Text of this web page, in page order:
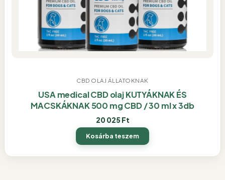
CBD OLAJ ÁLLATOKNAK
USA medical CBD olaj KUTYÁKNAK ÉS
MACSKÁKNAK 500 mg CBD / 30 ml x 3db
20 025 Ft
Kosárba teszem